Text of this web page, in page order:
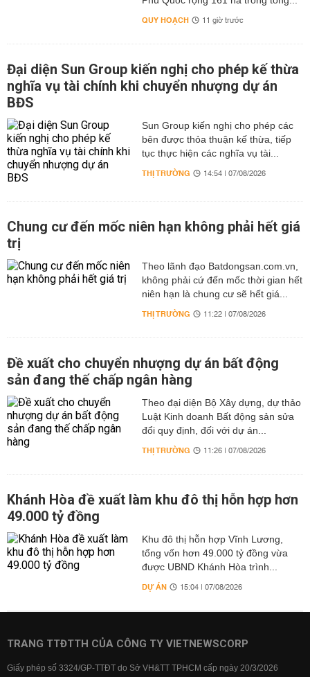
QUY HOẠCH 11 giờ trước
Đại diện Sun Group kiến nghị cho phép kế thừa
nghĩa vụ tài chính khi chuyển nhượng dự án
BĐS
Sun Group kiến nghị cho phép các
bên được thỏa thuận kế thừa, tiếp
tục thực hiện các nghĩa vụ tài...
THỊ TRƯỜNG 14:54 | 07/08/2026
Chung cư đến mốc niên hạn không phải hết giá
trị
Theo lãnh đạo Batdongsan.com.vn,
không phải cứ đến mốc thời gian hết
niên hạn là chung cư sẽ hết giá...
THỊ TRƯỜNG 11:22 | 07/08/2026
Đề xuất cho chuyển nhượng dự án bất động
sản đang thế chấp ngân hàng
Theo đại diện Bộ Xây dựng, dự thảo
Luật Kinh doanh Bất động sản sửa
đổi quy định, đối với dự án...
THỊ TRƯỜNG 11:26 | 07/08/2026
Khánh Hòa đề xuất làm khu đô thị hỗn hợp hơn
49.000 tỷ đồng
Khu đô thị hỗn hợp Vĩnh Lương,
tổng vốn hơn 49.000 tỷ đồng vừa
được UBND Khánh Hòa trình...
DỰ ÁN 15:04 | 07/08/2026
TRANG TTĐTTH CỦA CÔNG TY VIETNEWSCORP
Giấy phép số 3324/GP-TTĐT do Sở VH&TT TPHCM cấp ngày 20/3/2026